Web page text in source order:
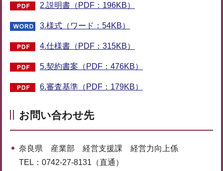
2.説明書（PDF：196KB）
3.様式（ワード：54KB）
4.仕様書（PDF：315KB）
5.契約書案（PDF：476KB）
6.審査基準（PDF：179KB）
お問い合わせ先
奈良県 産業部 経営支援課 経営力向上係
TEL：0742-27-8131（直通）